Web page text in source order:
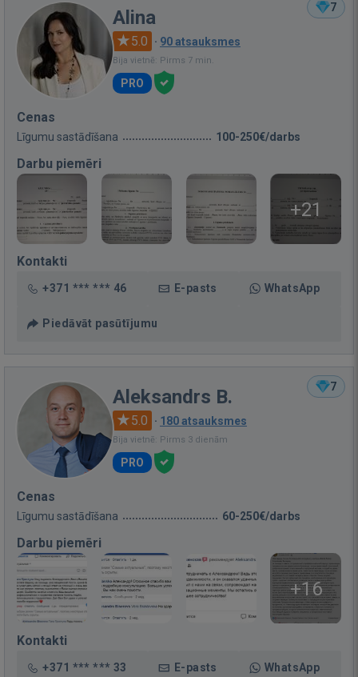
7
Alina
5.0 · 90 atsauksmes
Bija vietnē: Pirms 7 min.
PRO
Cenas
Līgumu sastādīšana 100-250€/darbs
Darbu piemēri
+21
Kontakti
+371 *** *** 46 E-pasts WhatsApp
Piedāvāt pasūtījumu
7
Aleksandrs B.
5.0 · 180 atsauksmes
Bija vietnē: Pirms 3 dienām
PRO
Cenas
Līgumu sastādīšana 60-250€/darbs
Darbu piemēri
+16
Kontakti
+371 *** *** 33 E-pasts WhatsApp